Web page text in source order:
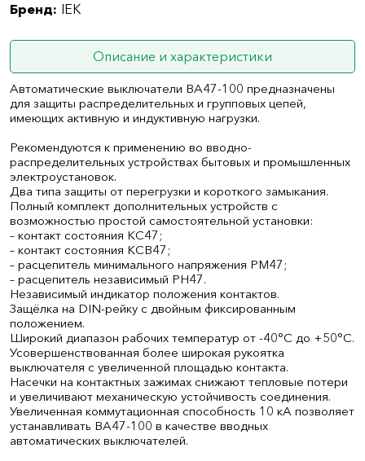
Бренд: IEK
Описание и характеристики
Автоматические выключатели ВА47-100 предназначены
для защиты распределительных и групповых цепей,
имеющих активную и индуктивную нагрузки.
Рекомендуются к применению во вводно-
распределительных устройствах бытовых и промышленных
электроустановок.
Два типа защиты от перегрузки и короткого замыкания.
Полный комплект дополнительных устройств с
возможностью простой самостоятельной установки:
– контакт состояния КС47;
– контакт состояния КСВ47;
– расцепитель минимального напряжения РМ47;
– расцепитель независимый РН47.
Независимый индикатор положения контактов.
Защёлка на DIN-рейку с двойным фиксированным
положением.
Широкий диапазон рабочих температур от -40°С до +50°С.
Усовершенствованная более широкая рукоятка
выключателя с увеличенной площадью контакта.
Насечки на контактных зажимах снижают тепловые потери
и увеличивают механическую устойчивость соединения.
Увеличенная коммутационная способность 10 кА позволяет
устанавливать ВА47-100 в качестве вводных
автоматических выключателей.